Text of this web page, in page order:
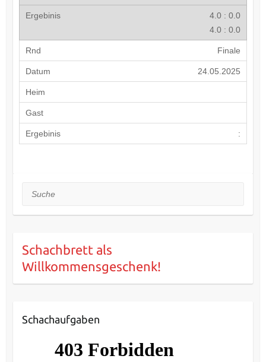
4.0 : 0.0
4.0 : 0.0
Finale
24.05.2025
:
Suche
Schachbrett als
Willkommensgeschenk!
Schachaufgaben